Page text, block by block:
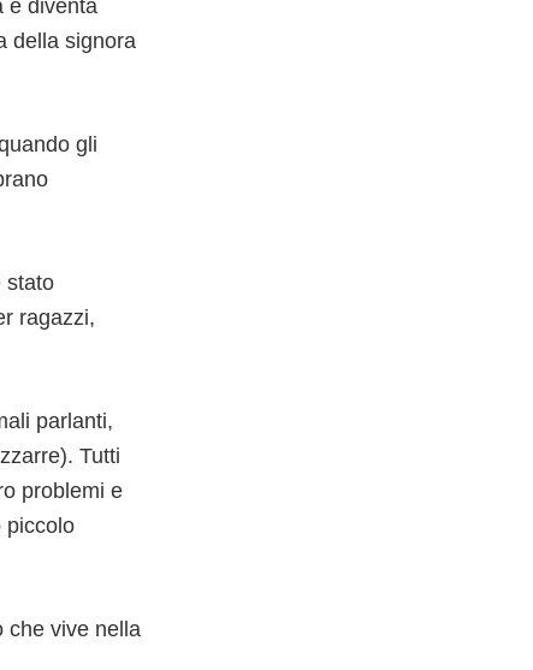
e diventa
della signora
gli
stato
ragazzi,
parlanti,
Tutti
problemi e
piccolo
che vive nella